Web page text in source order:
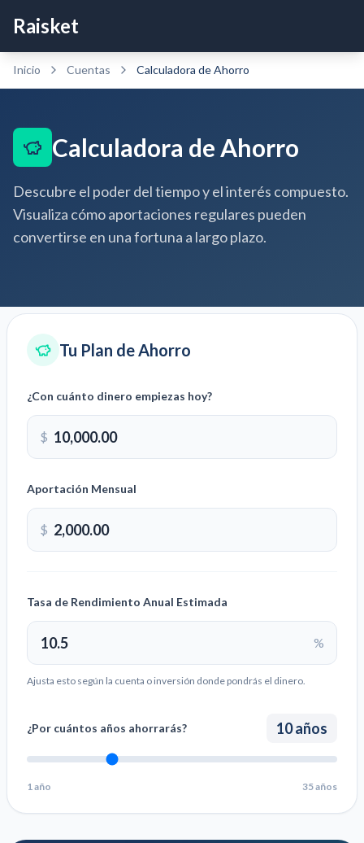
Raisket
Inicio Cuentas Calculadora de Ahorro
Calculadora de Ahorro
Descubre el poder del tiempo y el interés compuesto.
Visualiza cómo aportaciones regulares pueden
convertirse en una fortuna a largo plazo.
Tu Plan de Ahorro
¿Con cuánto dinero empiezas hoy?
$
Aportación Mensual
$
Tasa de Rendimiento Anual Estimada
%
Ajusta esto según la cuenta o inversión donde pondrás el dinero.
¿Por cuántos años ahorrarás? 10años
1 año 35 años